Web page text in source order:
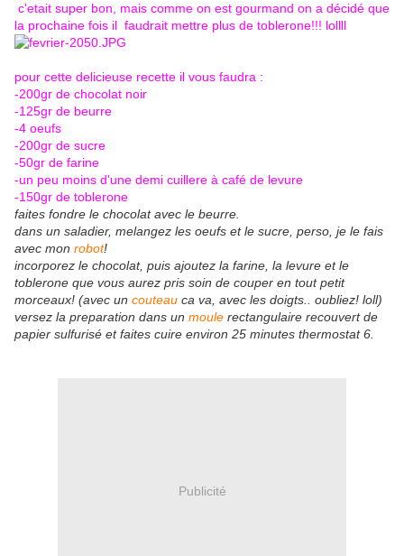
c'etait super bon, mais comme on est gourmand on a décidé que
la prochaine fois il faudrait mettre plus de toblerone!!! lollll
pour cette delicieuse recette il vous faudra :
-200gr de chocolat noir
-125gr de beurre
-4 oeufs
-200gr de sucre
-50gr de farine
-un peu moins d'une demi cuillere à café de levure
-150gr de toblerone
faites fondre le chocolat avec le beurre.
dans un saladier, melangez les oeufs et le sucre, perso, je le fais
avec mon robot!
incorporez le chocolat, puis ajoutez la farine, la levure et le
toblerone que vous aurez pris soin de couper en tout petit
morceaux! (avec un couteau ca va, avec les doigts.. oubliez! loll)
versez la preparation dans un moule rectangulaire recouvert de
papier sulfurisé et faites cuire environ 25 minutes thermostat 6.
Publicité